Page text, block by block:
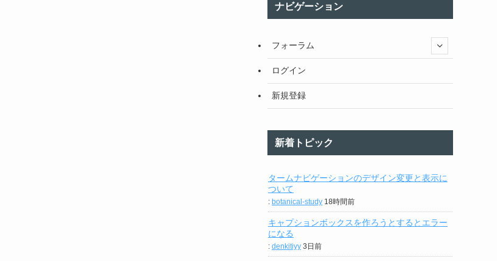
ナビゲーション
フォーラム
ログイン
新規登録
新着トピック
タームナビゲーションのデザイン変更と表示に
ついて
: botanical-study 18時間前
キャプションボックスを作ろうとするとエラー
になる
: denkitiyy 3日前